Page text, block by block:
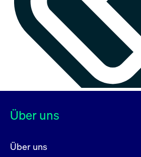
Über uns
Über uns